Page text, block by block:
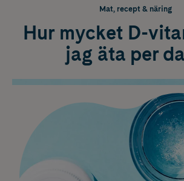
Mat, recept & näring
Hur mycket D-
jag äta per